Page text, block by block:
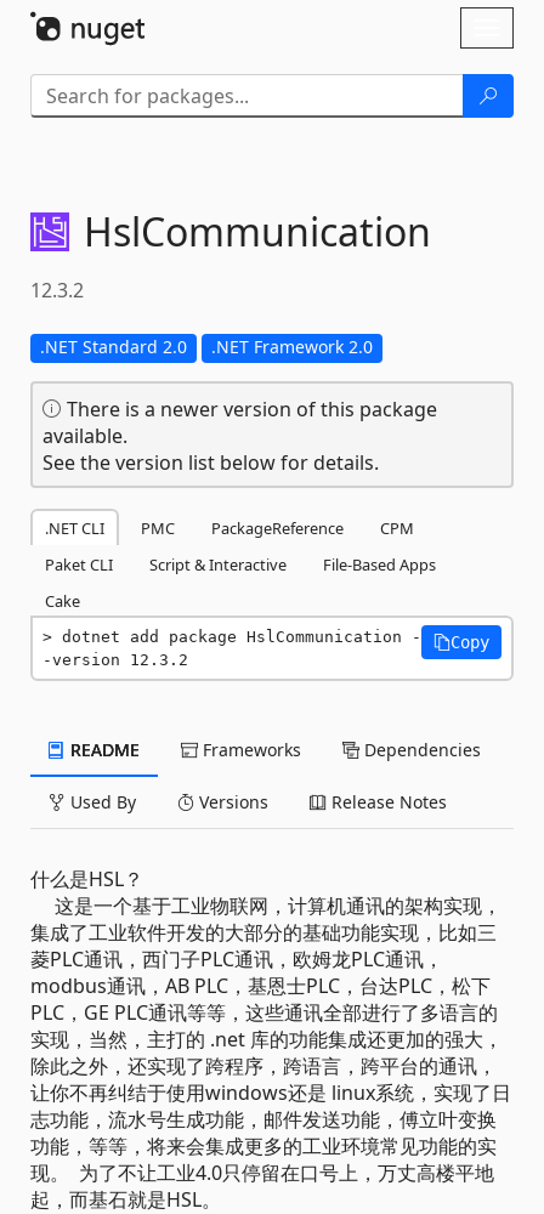
HslCommunication
12.3.2
.NET Standard 2.0 .NET Framework 2.0
There is a newer version of this package
available.
See the version list below for details.
.NET CLI PMC PackageReference
CPM
Paket CLI
Script & Interactive
File-Based Apps
Cake
dotnet add package HslCommunication -
-version 12.3.2
Copy
README Frameworks Dependencies
Used By Versions Release Notes
什么是HSL？
这是一个基于工业物联网，计算机通讯的架构实现，
集成了工业软件开发的大部分的基础功能实现，比如三
菱PLC通讯，西门子PLC通讯，欧姆龙PLC通讯，
modbus通讯，AB PLC，基恩士PLC，台达PLC，松下
PLC，GE PLC通讯等等，这些通讯全部进行了多语言的
实现，当然，主打的 .net 库的功能集成还更加的强大，
除此之外，还实现了跨程序，跨语言，跨平台的通讯，
让你不再纠结于使用windows还是 linux系统，实现了日
志功能，流水号生成功能，邮件发送功能，傅立叶变换
功能，等等，将来会集成更多的工业环境常见功能的实
现。 为了不让工业4.0只停留在口号上，万丈高楼平地
起，而基石就是HSL。